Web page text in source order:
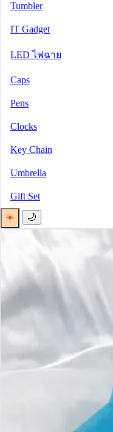
Tumbler
IT Gadget
LED ไฟฉาย
Caps
Pens
Clocks
Key Chain
Umbrella
Gift Set
☀️
🌙